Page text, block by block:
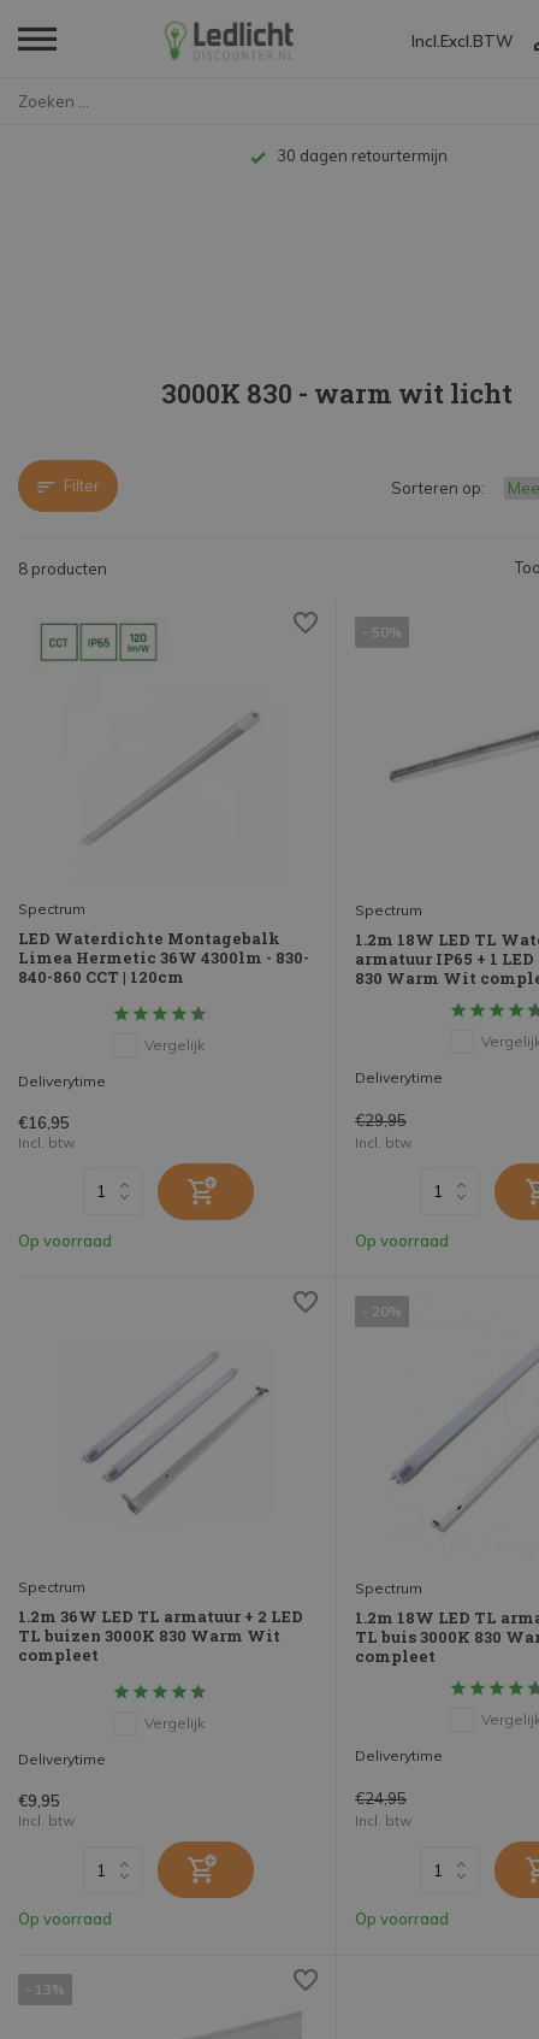
Incl. Excl. BTW
Tot 10 jaar garantie
3000K 830 - warm wit licht
Filter
8 producten
Sorteren op:
Spectrum
LED Waterdichte Montagebalk
Limea Hermetic 36W 4300lm - 830-
840-860 CCT | 120cm
Vergelijk
Deliverytime
€16,95
Incl. btw
Op voorraad
- 50%
Spectrum
1.2m 18W LED TL
armatuur IP65 + 1
830 Warm Wit
Deliverytime
€29,95
Incl. btw
Op voorraad
Spectrum
1.2m 36W LED TL armatuur + 2 LED
TL buizen 3000K 830 Warm Wit
compleet
Vergelijk
Deliverytime
€9,95
Incl. btw
Op voorraad
- 20%
Spectrum
1.2m 18W LED TL
TL buis 3000K 830
compleet
Deliverytime
€24,95
Incl. btw
Op voorraad
- 13%